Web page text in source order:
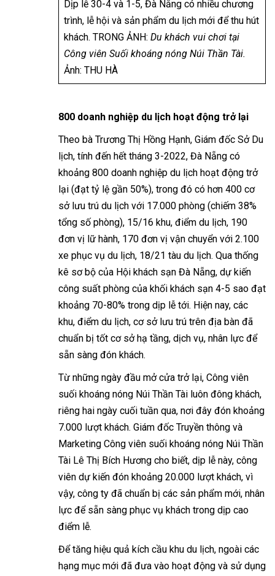
Dịp lễ 30-4 và 1-5, Đà Nẵng có nhiều chương
trình, lễ hội và sản phẩm du lịch mới để thu hút
khách. TRONG ẢNH: Du khách vui chơi tại
Công viên Suối khoáng nóng Núi Thần Tài.
Ảnh: THU HÀ
800 doanh nghiệp du lịch hoạt động trở lại
Theo bà Trương Thị Hồng Hạnh, Giám đốc Sở Du
lịch, tính đến hết tháng 3-2022, Đà Nẵng có
khoảng 800 doanh nghiệp du lịch hoạt động trở
lại (đạt tỷ lệ gần 50%), trong đó có hơn 400 cơ
sở lưu trú du lịch với 17.000 phòng (chiếm 38%
tổng số phòng), 15/16 khu, điểm du lịch, 190
đơn vị lữ hành, 170 đơn vị vận chuyển với 2.100
xe phục vụ du lịch, 18/21 tàu du lịch. Qua thống
kê sơ bộ của Hội khách sạn Đà Nẵng, dự kiến
công suất phòng của khối khách sạn 4-5 sao đạt
khoảng 70-80% trong dịp lễ tới. Hiện nay, các
khu, điểm du lịch, cơ sở lưu trú trên địa bàn đã
chuẩn bị tốt cơ sở hạ tầng, dịch vụ, nhân lực để
sẵn sàng đón khách.
Từ những ngày đầu mở cửa trở lại, Công viên
suối khoáng nóng Núi Thần Tài luôn đông khách,
riêng hai ngày cuối tuần qua, nơi đây đón khoảng
7.000 lượt khách. Giám đốc Truyền thông và
Marketing Công viên suối khoáng nóng Núi Thần
Tài Lê Thị Bích Hương cho biết, dịp lễ này, công
viên dự kiến đón khoảng 20.000 lượt khách, vì
vậy, công ty đã chuẩn bị các sản phẩm mới, nhân
lực để sẵn sàng phục vụ khách trong dịp cao
điểm lễ.
Để tăng hiệu quả kích cầu khu du lịch, ngoài các
hạng mục mới đã đưa vào hoạt động và sử dụng